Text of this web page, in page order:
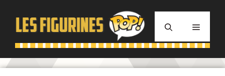
contenu
MENU